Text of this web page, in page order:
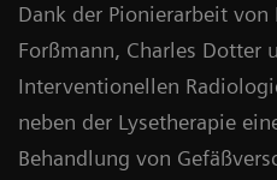
Dank der Pionierarbeit
Forßmann, Charles Dotter
Interventionellen
neben der Lysetherapie
Behandlung von